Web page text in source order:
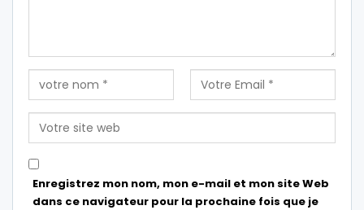
Enregistrez mon nom, mon e-mail et mon site Web
dans ce navigateur pour la prochaine fois que je